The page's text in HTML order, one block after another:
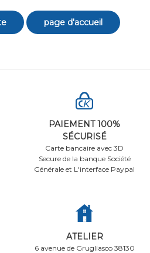
PAIEMENT 100%
SÉCURISÉ
Carte bancaire avec 3D
Secure de la banque Société
Générale et L'interface Paypal
ATELIER
6 avenue de Grugliasco 38130